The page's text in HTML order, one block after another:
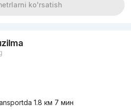
ko'rsatish
1.8 км 7 мин